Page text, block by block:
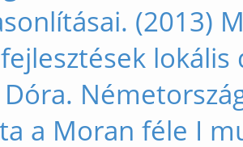
(2013)
lokális
Dóra.
a Moran féle I